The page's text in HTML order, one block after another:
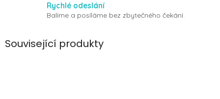
Rychlé odeslání
Balíme a posíláme bez zbytečného čekání.
Související produkty